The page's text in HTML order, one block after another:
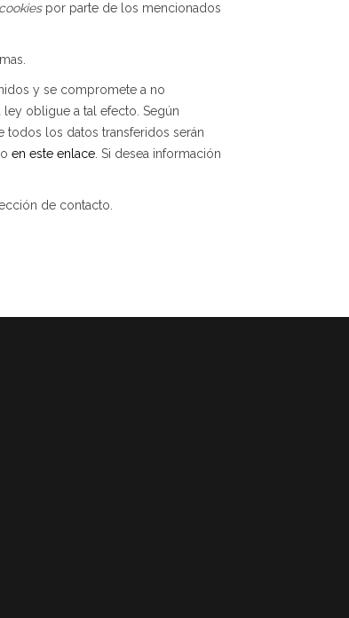
cookiespor parte de los mencionados
y se compromete a no
obligue a tal efecto. Según
todos los datos transferidos serán
en este enlace . Si desea información
de contacto.